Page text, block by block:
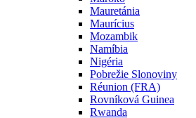
Mauretánia
Maurícius
Mozambik
Namíbia
Nigéria
Pobrežie Slonoviny
Réunion (FRA)
Rovníková Guinea
Rwanda